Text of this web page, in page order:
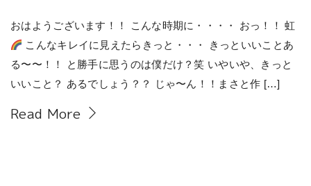
おはようございます！！ こんな時期に・・・・ おっ！！ 虹
こんなキレイに見えたらきっと・・・ きっといいことあ
る〜〜！！ と勝手に思うのは僕だけ？笑 いやいや、きっと
いいこと？ あるでしょう？？ じゃ〜ん！！まさと作 […]
Read More